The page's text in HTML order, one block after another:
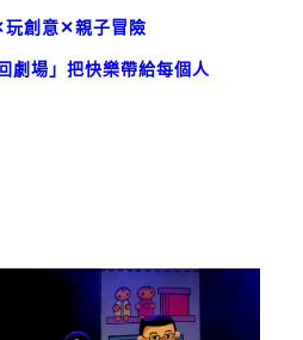
玩創意✕親子冒險
劇場」把快樂帶給每個人